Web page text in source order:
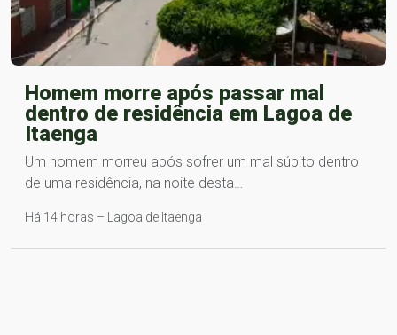
Homem morre após passar mal
dentro de residência em Lagoa de
Itaenga
Um homem morreu após sofrer um mal súbito dentro
de uma residência, na noite desta…
Há 14 horas – Lagoa de Itaenga